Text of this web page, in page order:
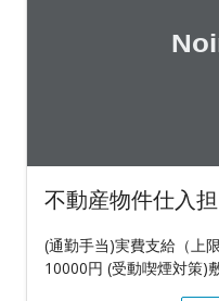
不動産物件仕入
(通勤手当)実費支給（上
10000円 (受動喫煙対策)